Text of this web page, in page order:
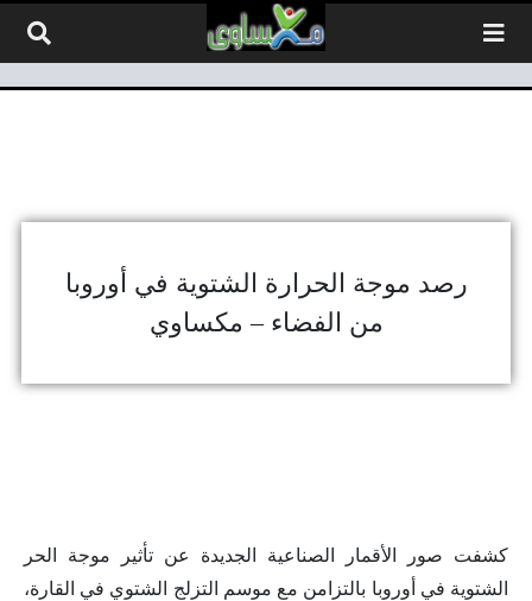
رصد موجة الحرارة الشتوية في أوروبا
من الفضاء – مكساوي
كشفت صور الأقمار الصناعية الجديدة عن تأثير موجة الحر
الشتوية في أوروبا بالتزامن مع موسم التزلج الشتوي في القارة،